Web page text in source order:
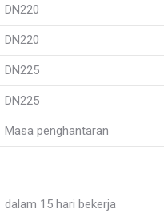
DN220
DN220
DN225
DN225
Masa penghantaran
dalam 15 hari bekerja